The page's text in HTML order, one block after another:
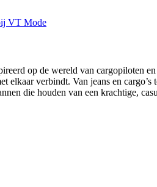
op de wereld van cargopiloten
elkaar verbindt. Van jeans en
die houden van een krachtige,